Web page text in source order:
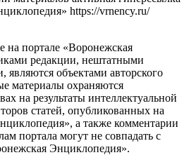
https://vrnency.ru/
портале «Воронежская
редакции, нештатными
являются объектами авторского
материалы охраняются
на результаты интеллектуальной
статей, опубликованных на
а также комментарии
портала могут не совпадать с
Энциклопедия».